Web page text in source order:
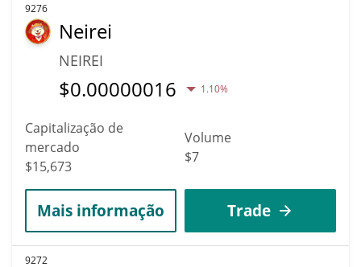
9276
Neirei
NEIREI
$0.00000016 1.10%
Capitalização de
mercado
$15,673
Volume
$7
Mais informação Trade
9272